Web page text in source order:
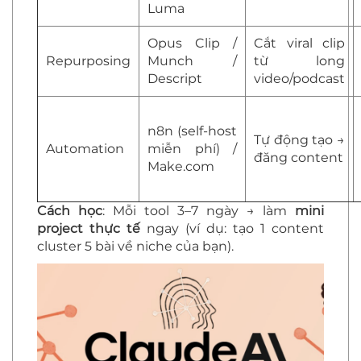
Luma
Repurposing
Opus Clip /
Munch /
Descript
Cắt viral clip
từ long
video/podcast
Automation
n8n (self-host
miễn phí) /
Make.com
Tự động tạo →
đăng content
Cách học: Mỗi tool 3–7 ngày → làm mini
project thực tế ngay (ví dụ: tạo 1 content
cluster 5 bài về niche của bạn).